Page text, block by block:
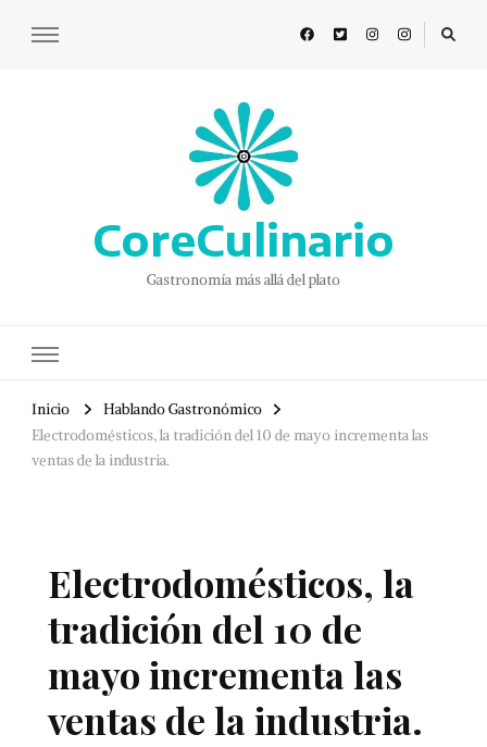
CoreCulinario
Gastronomía más allá del plato
Inicio
Hablando Gastronómico
Electrodomésticos, la tradición del 10 de mayo incrementa las
ventas de la industria.
Electrodomésticos, la
tradición del 10 de
mayo incrementa las
ventas de la industria.